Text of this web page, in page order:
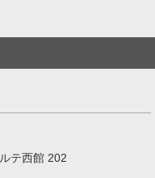
テ西館 202